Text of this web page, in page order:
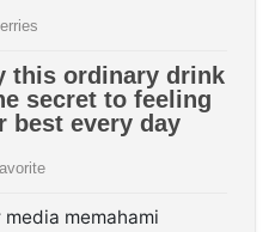
memahami